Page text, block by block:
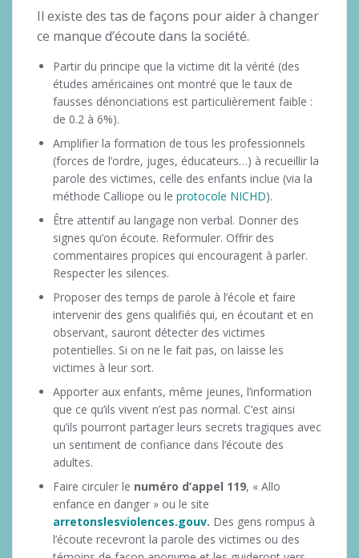
Il existe des tas de façons pour aider à changer
ce manque d’écoute dans la société.
Partir du principe que la victime dit la vérité (des
études américaines ont montré que le taux de
fausses dénonciations est particulièrement faible :
de 0.2 à 6%).
Amplifier la formation de tous les professionnels
(forces de l’ordre, juges, éducateurs…) à recueillir la
parole des victimes, celle des enfants inclue (via la
méthode Calliope ou le protocole NICHD).
Être attentif au langage non verbal. Donner des
signes qu’on écoute. Reformuler. Offrir des
commentaires propices qui encouragent à parler.
Respecter les silences.
Proposer des temps de parole à l’école et faire
intervenir des gens qualifiés qui, en écoutant et en
observant, sauront détecter des victimes
potentielles. Si on ne le fait pas, on laisse les
victimes à leur sort.
Apporter aux enfants, même jeunes, l’information
que ce qu’ils vivent n’est pas normal. C’est ainsi
qu’ils pourront partager leurs secrets tragiques avec
un sentiment de confiance dans l’écoute des
adultes.
Faire circuler le numéro d’appel 119, « Allo
enfance en danger » ou le site
arretonslesviolences.gouv. Des gens rompus à
l’écoute recevront la parole des victimes ou des